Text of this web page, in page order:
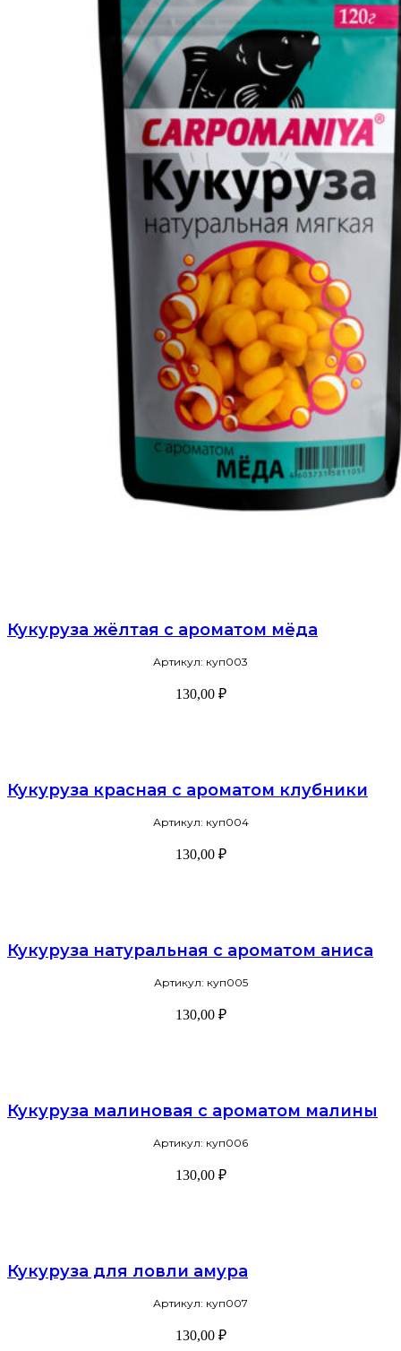
Кукуруза жёлтая с ароматом мёда
Артикул: куп003
130,00 ₽
Кукуруза красная с ароматом клубники
Артикул: куп004
130,00 ₽
Кукуруза натуральная с ароматом аниса
Артикул: куп005
130,00 ₽
Кукуруза малиновая с ароматом малины
Артикул: куп006
130,00 ₽
Кукуруза для ловли амура
Артикул: куп007
130,00 ₽